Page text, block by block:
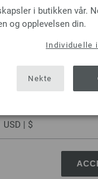
SHIPPING TO
USA - The United
i butikken vår.
og opplevelsen din.
Individuelle
Nekte